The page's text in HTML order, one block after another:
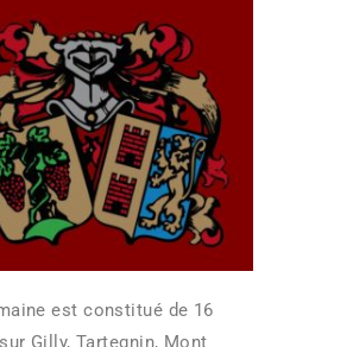
est constitué de 16
Gilly, Tartegnin, Mont